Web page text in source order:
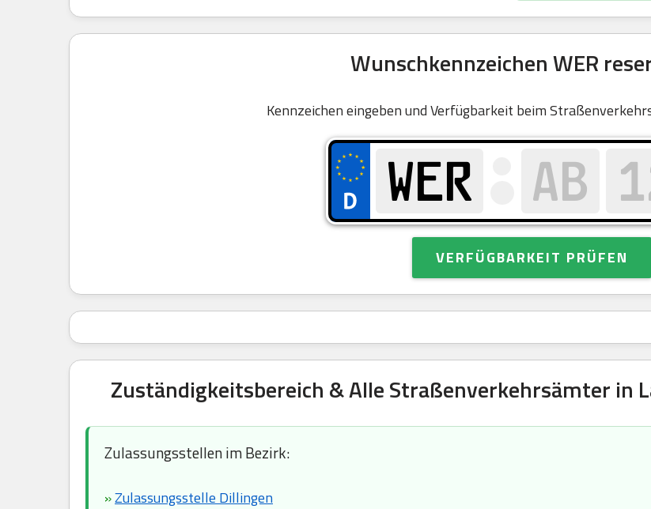
Wunschkennzeichen WER
Kennzeichen eingeben und Verfügbarkeit beim
VERFÜGBARKEIT PRÜFEN
Zuständigkeitsbereich & Alle Straßenverkehrsämter in
Zulassungsstellen im Bezirk:
»Zulassungsstelle Dillingen